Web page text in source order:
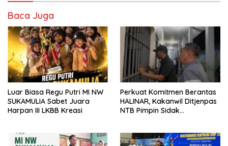
Baca Juga
Luar Biasa Regu Putri MI NW
SUKAMULIA Sabet Juara
Harpan III LKBB Kreasi
Perkuat Komitmen Berantas
HALINAR, Kakanwil Ditjenpas
NTB Pimpin Sidak